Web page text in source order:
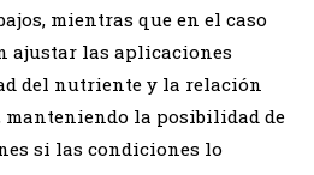
mientras que en el caso
ajustar las aplicaciones
del nutriente y la relación
manteniendo la posibilidad de
si las condiciones lo